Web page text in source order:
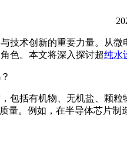
技术创新的重要力量。从
色。本文将深入探讨超纯水
括有机物、无机盐、颗
。例如，在半导体芯片